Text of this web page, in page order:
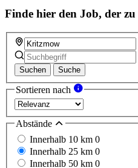
Finde hier den Job, der
Suchen Suche
Sortieren nach
Abstände
Innerhalb 10 km 0
Innerhalb 25 km 0
Innerhalb 50 km 0